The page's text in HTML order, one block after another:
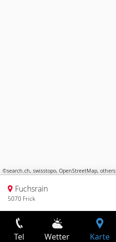
©search.ch, swisstopo, OpenStreetMap, others
Fuchsrain
5070 Frick
Tel Wetter Karte